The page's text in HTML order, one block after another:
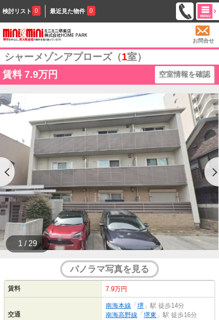
検討リスト 0 最近見た物件 0
お問合せ
シャーメゾンアプローズ（1室）
賃料 7.9万円 空室情報を確認
1 / 29
パノラマ写真を見る
賃料 7.9万円
交通
南海本線 「 堺 」駅 徒歩14分
南海高野線 「 堺東 」駅 徒歩16分